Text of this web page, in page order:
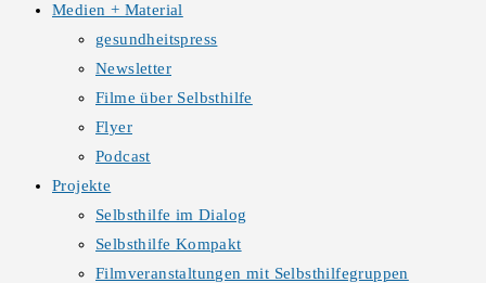
Medien + Material
gesundheitspress
Newsletter
Filme über Selbsthilfe
Flyer
Podcast
Projekte
Selbsthilfe im Dialog
Selbsthilfe Kompakt
Filmveranstaltungen mit Selbsthilfegruppen